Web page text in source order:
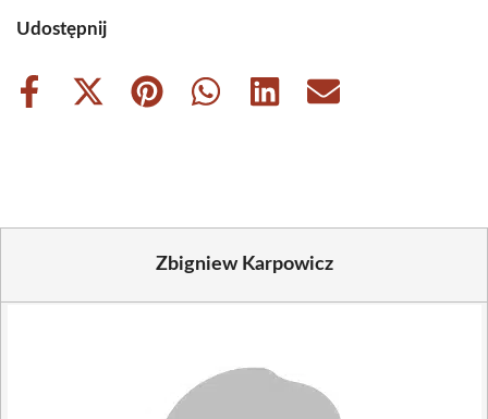
Udostępnij
Share
Share
Share
Share
Share
Share
Zbigniew Karpowicz